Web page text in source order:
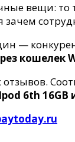
вещи: то
зачем
—
кошелек
Ipod 6th